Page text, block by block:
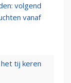
volgend
vanaf
tij keren